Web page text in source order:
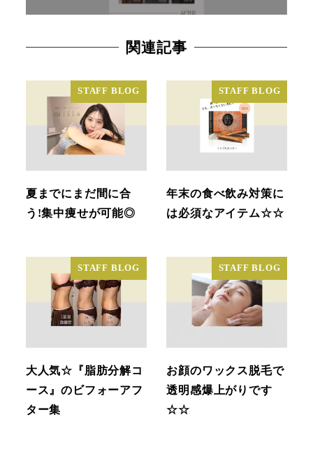
関連記事
STAFF BLOG
夏までにまだ間に合
う!集中痩せが可能◎
STAFF BLOG
年末の食べ飲み対策に
は必須なアイテム☆☆
STAFF BLOG
大人気☆『脂肪分解コ
ース』のビフォーアフ
ター集
STAFF BLOG
お顔のワックス脱毛で
透明感爆上がりです
☆☆